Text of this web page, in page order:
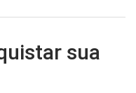
sua